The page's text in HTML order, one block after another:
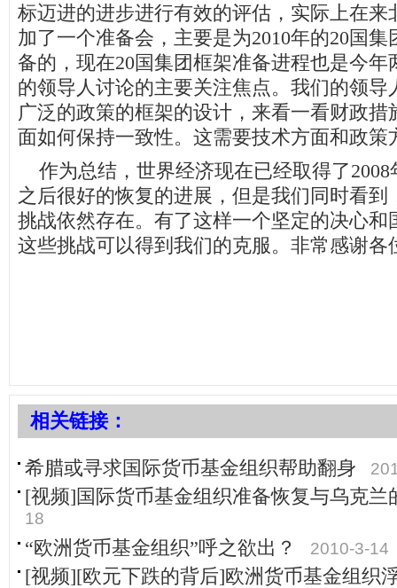
标迈进的进步进行有效的评估，实际上在来
加了一个准备会，主要是为2010年的20国
备的，现在20国集团框架准备进程也是今年
的领导人讨论的主要关注焦点。我们的领导
广泛的政策的框架的设计，来看一看财政措
面如何保持一致性。这需要技术方面和政策
作为总结，世界经济现在已经取得了2008
之后很好的恢复的进展，但是我们同时看到
挑战依然存在。有了这样一个坚定的决心和
这些挑战可以得到我们的克服。非常感谢各
相关链接：
希腊或寻求国际货币基金组织帮助翻身
[视频]国际货币基金组织准备恢复与乌克兰
18
“欧洲货币基金组织”呼之欲出？
2010-3-14
[视频][欧元下跌的背后]欧洲货币基金组织